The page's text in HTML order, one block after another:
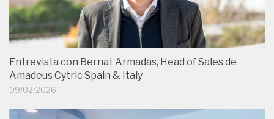
Entrevista con Bernat Armadas, Head of Sales de
Amadeus Cytric Spain & Italy
09/02/2026